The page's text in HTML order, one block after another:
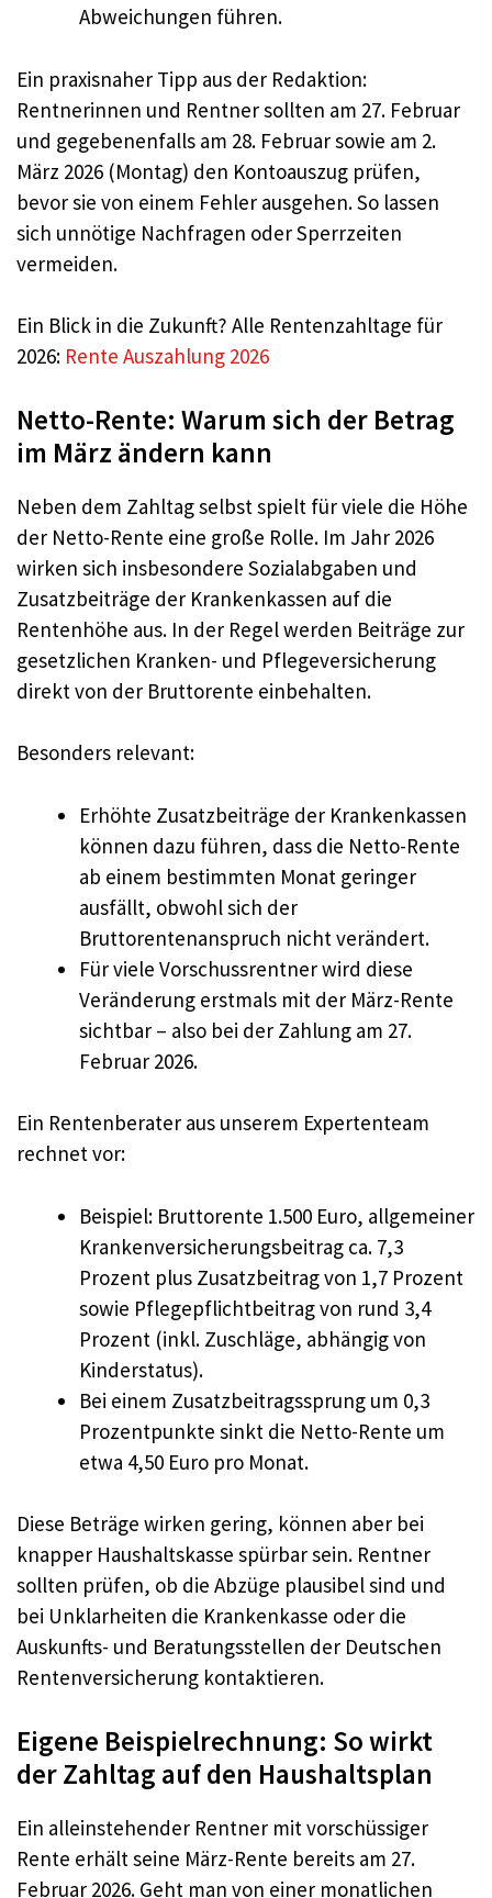
Abweichungen führen.
Ein praxisnaher Tipp aus der Redaktion:
Rentnerinnen und Rentner sollten am 27. Februar
und gegebenenfalls am 28. Februar sowie am 2.
März 2026 (Montag) den Kontoauszug prüfen,
bevor sie von einem Fehler ausgehen. So lassen
sich unnötige Nachfragen oder Sperrzeiten
vermeiden.
Ein Blick in die Zukunft? Alle Rentenzahltage für
2026: Rente Auszahlung 2026
Netto-Rente: Warum sich der Betrag
im März ändern kann
Neben dem Zahltag selbst spielt für viele die Höhe
der Netto-Rente eine große Rolle. Im Jahr 2026
wirken sich insbesondere Sozialabgaben und
Zusatzbeiträge der Krankenkassen auf die
Rentenhöhe aus. In der Regel werden Beiträge zur
gesetzlichen Kranken- und Pflegeversicherung
direkt von der Bruttorente einbehalten.
Besonders relevant:
Erhöhte Zusatzbeiträge der Krankenkassen
können dazu führen, dass die Netto-Rente
ab einem bestimmten Monat geringer
ausfällt, obwohl sich der
Bruttorentenanspruch nicht verändert.
Für viele Vorschussrentner wird diese
Veränderung erstmals mit der März-Rente
sichtbar – also bei der Zahlung am 27.
Februar 2026.
Ein Rentenberater aus unserem Expertenteam
rechnet vor:
Beispiel: Bruttorente 1.500 Euro, allgemeiner
Krankenversicherungsbeitrag ca. 7,3
Prozent plus Zusatzbeitrag von 1,7 Prozent
sowie Pflegepflichtbeitrag von rund 3,4
Prozent (inkl. Zuschläge, abhängig von
Kinderstatus).
Bei einem Zusatzbeitragssprung um 0,3
Prozentpunkte sinkt die Netto-Rente um
etwa 4,50 Euro pro Monat.
Diese Beträge wirken gering, können aber bei
knapper Haushaltskasse spürbar sein. Rentner
sollten prüfen, ob die Abzüge plausibel sind und
bei Unklarheiten die Krankenkasse oder die
Auskunfts- und Beratungsstellen der Deutschen
Rentenversicherung kontaktieren.
Eigene Beispielrechnung: So wirkt
der Zahltag auf den Haushaltsplan
Ein alleinstehender Rentner mit vorschüssiger
Rente erhält seine März-Rente bereits am 27.
Februar 2026. Geht man von einer monatlichen